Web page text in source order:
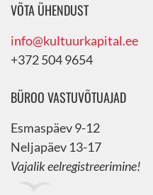
VÕTA ÜHENDUST
info@kultuurkapital.ee
+372 504 9654
BÜROO VASTUVÕTUAJAD
Esmaspäev 9-12
Neljapäev 13-17
Vajalik eelregistreerimine!